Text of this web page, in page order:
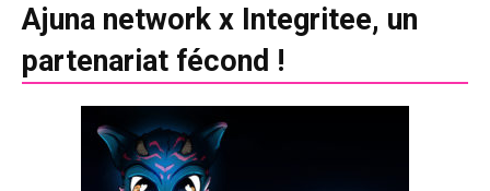
Ajuna network x Integritee, un
partenariat fécond !